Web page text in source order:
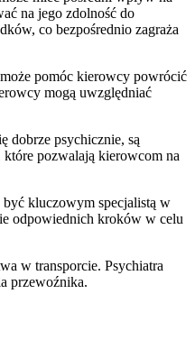
na jego zdolność do
co bezpośrednio zagraża
pomóc kierowcy powrócić
mogą uwzględniać
dobrze psychicznie, są
które pozwalają kierowcom na
kluczowym specjalistą w
odpowiednich kroków w celu
w transporcie. Psychiatra
przewoźnika.